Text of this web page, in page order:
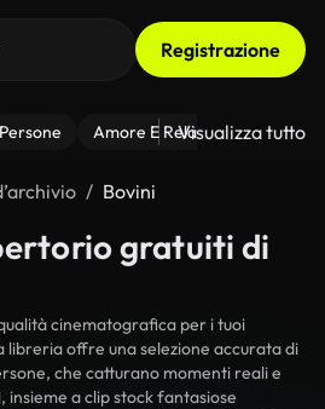
Registrazione
Persone Amore E Relazioni Il
Visualizza tutto
Bovini
gratuiti di
cinematografica per i tuoi
offre una selezione accurata di
che catturano momenti reali e
insieme a clip stock fantasiose